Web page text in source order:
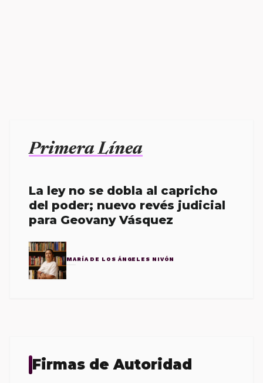
Primera Línea
La ley no se dobla al capricho
del poder; nuevo revés judicial
para Geovany Vásquez
MARÍA DE LOS ÁNGELES NIVÓN
Firmas de Autoridad